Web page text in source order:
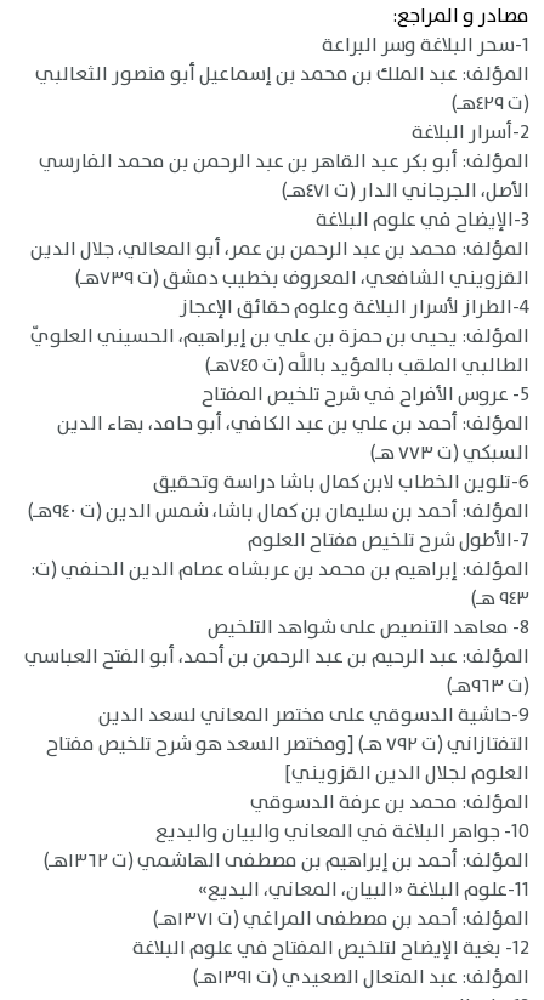
مصادر و المراجع:
1-سحر البلاغة وسر البراعة
المؤلف: عبد الملك بن محمد بن إسماعيل أبو منصور الثعالبي
(ت ٤٢٩هـ)
2-أسرار البلاغة
المؤلف: أبو بكر عبد القاهر بن عبد الرحمن بن محمد الفارسي
الأصل، الجرجاني الدار (ت ٤٧١هـ)
3-الإيضاح في علوم البلاغة
المؤلف: محمد بن عبد الرحمن بن عمر، أبو المعالي، جلال الدين
القزويني الشافعي، المعروف بخطيب دمشق (ت ٧٣٩هـ)
4-الطراز لأسرار البلاغة وعلوم حقائق الإعجاز
المؤلف: يحيى بن حمزة بن علي بن إبراهيم، الحسيني العلويّ
الطالبي الملقب بالمؤيد باللَّه (ت ٧٤٥هـ)
5- عروس الأفراح في شرح تلخيص المفتاح
المؤلف: أحمد بن علي بن عبد الكافي، أبو حامد، بهاء الدين
السبكي (ت ٧٧٣ هـ)
6-تلوين الخطاب لابن كمال باشا دراسة وتحقيق
المؤلف: أحمد بن سليمان بن كمال باشا، شمس الدين (ت ٩٤٠هـ)
7-الأطول شرح تلخيص مفتاح العلوم
المؤلف: إبراهيم بن محمد بن عربشاه عصام الدين الحنفي (ت:
٩٤٣ هـ)
8- معاهد التنصيص على شواهد التلخيص
المؤلف: عبد الرحيم بن عبد الرحمن بن أحمد، أبو الفتح العباسي
(ت ٩٦٣هـ)
9-حاشية الدسوقي على مختصر المعاني لسعد الدين
التفتازاني (ت ٧٩٢ هـ) [ومختصر السعد هو شرح تلخيص مفتاح
العلوم لجلال الدين القزويني]
المؤلف: محمد بن عرفة الدسوقي
10- جواهر البلاغة في المعاني والبيان والبديع
المؤلف: أحمد بن إبراهيم بن مصطفى الهاشمي (ت ١٣٦٢هـ)
11-علوم البلاغة «البيان، المعاني، البديع»
المؤلف: أحمد بن مصطفى المراغي (ت ١٣٧١هـ)
12- بغية الإيضاح لتلخيص المفتاح في علوم البلاغة
المؤلف: عبد المتعال الصعيدي (ت ١٣٩١هـ)